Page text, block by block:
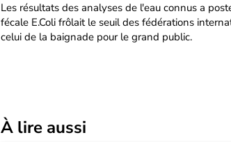
Les résultats des analyses de l'eau connus a
fécale E.Coli frôlait le seuil des fédérations
celui de la baignade pour le grand public.
À lire aussi